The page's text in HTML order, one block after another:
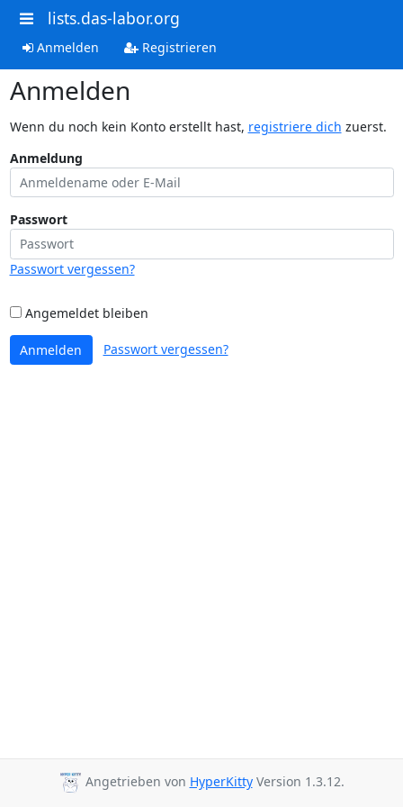
lists.das-labor.org
Anmelden Registrieren
Anmelden
Wenn du noch kein Konto erstellt hast, registriere dich zuerst.
Anmeldung
Passwort
Passwort vergessen?
Angemeldet bleiben
Anmelden Passwort vergessen?
Angetrieben von HyperKittyVersion 1.3.12.